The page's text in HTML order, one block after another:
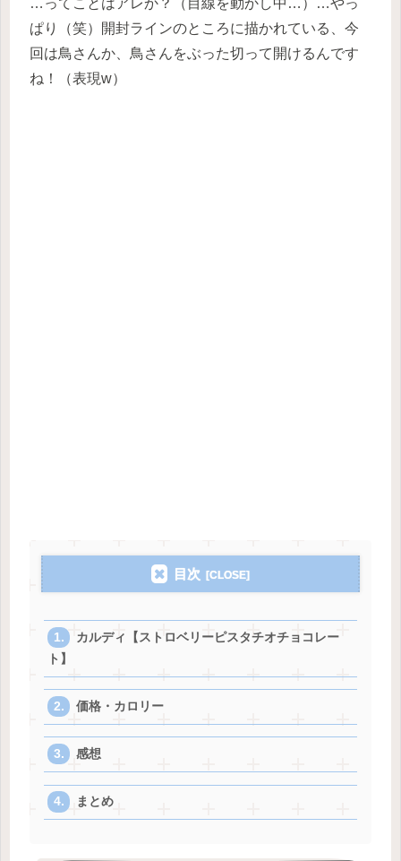
…ってことはアレか？（目線を動かし中…）…やっ
ぱり（笑）開封ラインのところに描かれている、今
回は鳥さんか、鳥さんをぶった切って開けるんです
ね！（表現w）
目次
カルディ【ストロベリーピスタチオチョコレー
ト】
価格・カロリー
感想
まとめ